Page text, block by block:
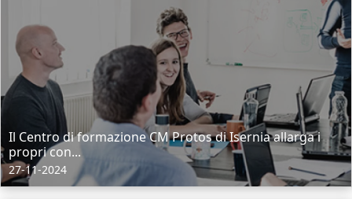
Il Centro di formazione CM Protos di Isernia allarga i
propri con...
27-11-2024